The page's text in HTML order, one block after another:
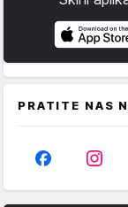
PRATITE NAS